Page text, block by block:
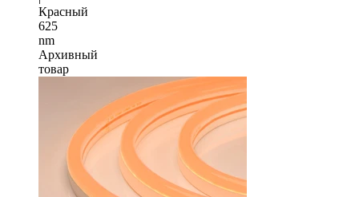
Красный
625
nm
Архивный
товар